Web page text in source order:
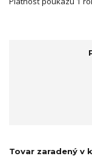
Tovar zaradený v